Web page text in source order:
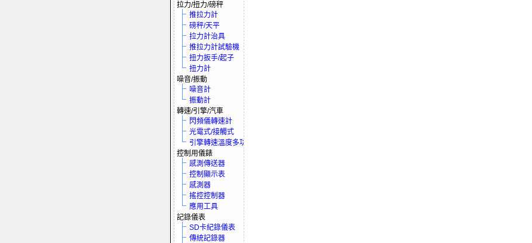
拉力/扭力/磅秤
推拉力計
磅秤/天平
拉力計治具
推拉力計試驗機
扭力扳手/起子
扭力計
噪音/振動
噪音計
振動計
轉速/引擎/汽車
閃頻儀轉速計
光電式/接觸式
引擎轉速溫度多功電表
控制用儀錶
感測傳送器
控制顯示表
感測器
搖控控制器
應用工具
記錄儀表
SD卡紀錄儀表
傳統記錄器